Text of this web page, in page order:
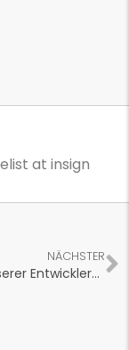
at insign
NÄCHSTER
Ausbau unserer Entwickler-Teams